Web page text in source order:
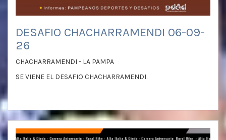
DESAFIO CHACHARRAMENDI 06-09-
26
CHACHARRAMENDI - LA PAMPA
SE VIENE EL DESAFIO CHACHARRAMENDI.